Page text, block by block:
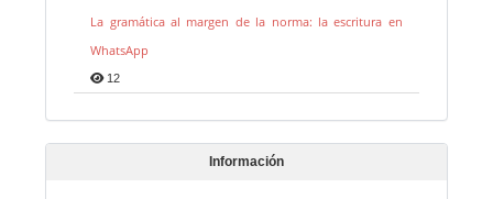
La gramática al margen de la norma: la escritura en
WhatsApp
12
Información